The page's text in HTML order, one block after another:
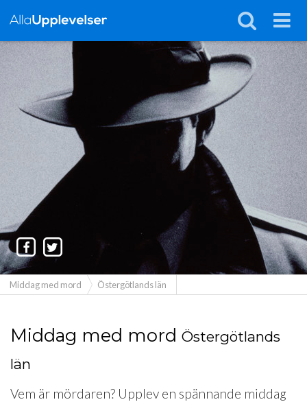
Middag med mord Östergötlands län
Middag med mord Östergötlands
län
Vem är mördaren? Upplev en spännande middag